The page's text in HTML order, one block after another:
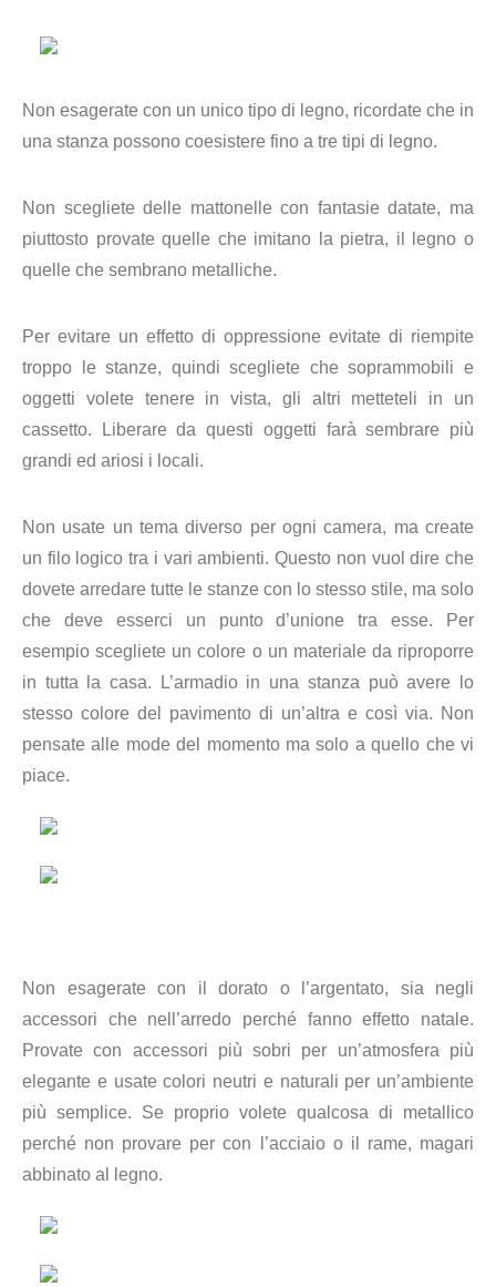
Non esagerate con un unico tipo di legno, ricordate che in
una stanza possono coesistere fino a tre tipi di legno.
Non scegliete delle mattonelle con fantasie datate, ma
piuttosto provate quelle che imitano la pietra, il legno o
quelle che sembrano metalliche.
Per evitare un effetto di oppressione evitate di riempite
troppo le stanze, quindi scegliete che soprammobili e
oggetti volete tenere in vista, gli altri metteteli in un
cassetto. Liberare da questi oggetti farà sembrare più
grandi ed ariosi i locali.
Non usate un tema diverso per ogni camera, ma create
un filo logico tra i vari ambienti. Questo non vuol dire che
dovete arredare tutte le stanze con lo stesso stile, ma solo
che deve esserci un punto d’unione tra esse. Per
esempio scegliete un colore o un materiale da riproporre
in tutta la casa. L’armadio in una stanza può avere lo
stesso colore del pavimento di un’altra e così via. Non
pensate alle mode del momento ma solo a quello che vi
piace.
Non esagerate con il dorato o l’argentato, sia negli
accessori che nell’arredo perché fanno effetto natale.
Provate con accessori più sobri per un’atmosfera più
elegante e usate colori neutri e naturali per un’ambiente
più semplice. Se proprio volete qualcosa di metallico
perché non provare per con l’acciaio o il rame, magari
abbinato al legno.